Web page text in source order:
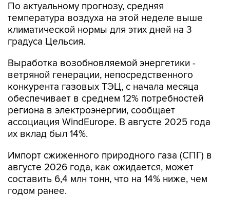
По актуальному прогнозу, средняя
температура воздуха на этой неделе выше
климатической нормы для этих дней на 3
градуса Цельсия.
Выработка возобновляемой энергетики -
ветряной генерации, непосредственного
конкурента газовых ТЭЦ, с начала месяца
обеспечивает в среднем 12% потребностей
региона в электроэнергии, сообщает
ассоциация WindEurope. В августе 2025 года
их вклад был 14%.
Импорт сжиженного природного газа (СПГ) в
августе 2026 года, как ожидается, может
составить 6,4 млн тонн, что на 14% ниже, чем
годом ранее.